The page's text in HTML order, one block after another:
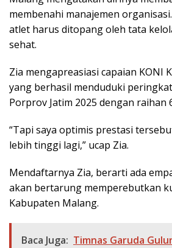
membenahi manajemen
atlet harus ditopang oleh tata
sehat.
Zia mengapreasiasi capaian KONI
yang berhasil menduduki
Porprov Jatim 2025 dengan raihan
“Tapi saya optimis prestasi
lebih tinggi lagi,” ucap Zia.
Mendaftarnya Zia, berarti ada
akan bertarung memperebutkan
Kabupaten Malang.
Baca Juga: Timnas Garuda